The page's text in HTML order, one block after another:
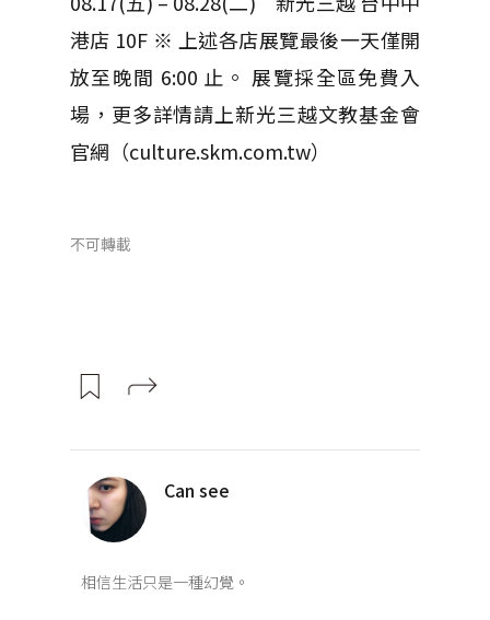
港店 10F ※ 上述各店展覽最後一天僅開
放至晚間 6:00 止。 展覽採全區免費入
場，更多詳情請上新光三越文教基金會
官網（culture.skm.com.tw）
不可轉載
Can see
相信生活只是一種幻覺。